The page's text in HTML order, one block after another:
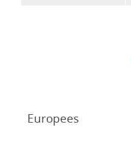
Europees